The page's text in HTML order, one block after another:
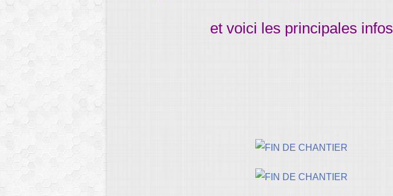
et voici les principales infos